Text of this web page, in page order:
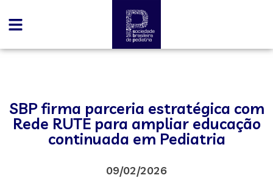
SBP firma parceria estratégica com
Rede RUTE para ampliar educação
continuada em Pediatria
09/02/2026